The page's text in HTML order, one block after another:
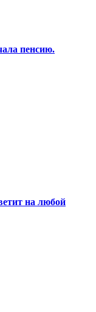
пенсию.
на любой